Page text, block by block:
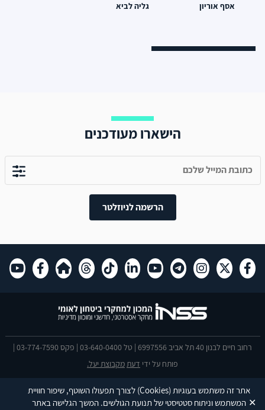
אתר זה משתמש בעוגיות(Cookies) לצורך תפעולו השוטף, שיפור חוויית
המשתמש וניתוח סטטיסטי של תנועת הגולשים. המשך הגלישה באתר ✕
אסף אוריון גליה לביא
הישארו מעודכנים
הרשמה לניוזלטר
רחוב חיים לבנון 40 תל אביב 6997556 | טל 03-640-0400 | פקס 03-774-7590 |
פותח על ידי דעתמקבוצת יעל.
This site is protected by reCAPTCHA and the Google Privacy Policyand